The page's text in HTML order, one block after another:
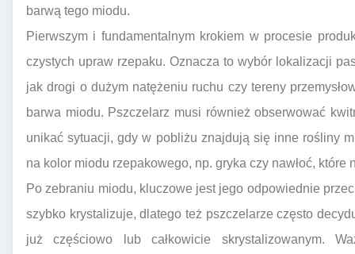
barwą tego miodu.
Pierwszym i fundamentalnym krokiem w procesie
czystych upraw rzepaku. Oznacza to wybór lokalizacji
jak drogi o dużym natężeniu ruchu czy tereny
barwa miodu. Pszczelarz musi również obserwować
unikać sytuacji, gdy w pobliżu znajdują się inne rośliny
na kolor miodu rzepakowego, np. gryka czy nawłoć,
Po zebraniu miodu, kluczowe jest jego odpowiednie
szybko krystalizuje, dlatego też pszczelarze często
już częściowo lub całkowicie skrystalizowanym.